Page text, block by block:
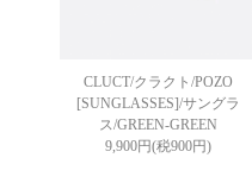
CLUCT/クラクト/POZO
[SUNGLASSES]/サングラ
ス/GREEN-GREEN
9,900円(税900円)